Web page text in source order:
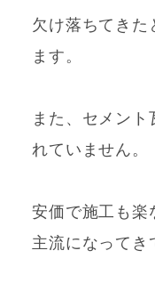
欠け落ちてきた
ます。
また、セメン
れていません。
安価で施工も楽
主流になってき